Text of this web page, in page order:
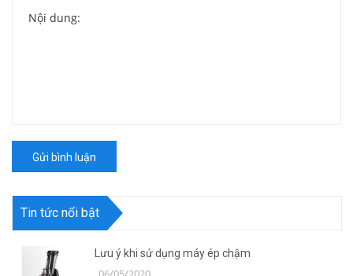
Gửi bình luận
Tin tức nổi bật
Lưu ý khi sử dụng máy ép chậm